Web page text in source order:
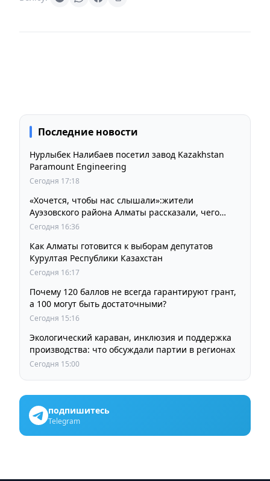
Последние новости
Нурлыбек Налибаев посетил завод Kazakhstan
Paramount Engineering
Сегодня 17:18
«Хочется, чтобы нас слышали»:жители
Ауэзовского района Алматы рассказали, чего
ждут от выборов депутатов Курултая
Сегодня 16:36
Как Алматы готовится к выборам депутатов
Курултая Республики Казахстан
Сегодня 16:17
Почему 120 баллов не всегда гарантируют грант,
а 100 могут быть достаточными?
Сегодня 15:16
Экологический караван, инклюзия и поддержка
производства: что обсуждали партии в регионах
Сегодня 15:00
подпишитесь
Telegram